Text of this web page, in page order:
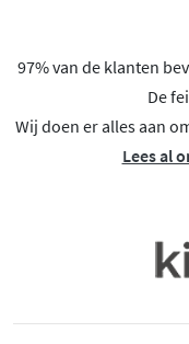
97% van de klanten
De
Wij doen er alles aan
Lees al